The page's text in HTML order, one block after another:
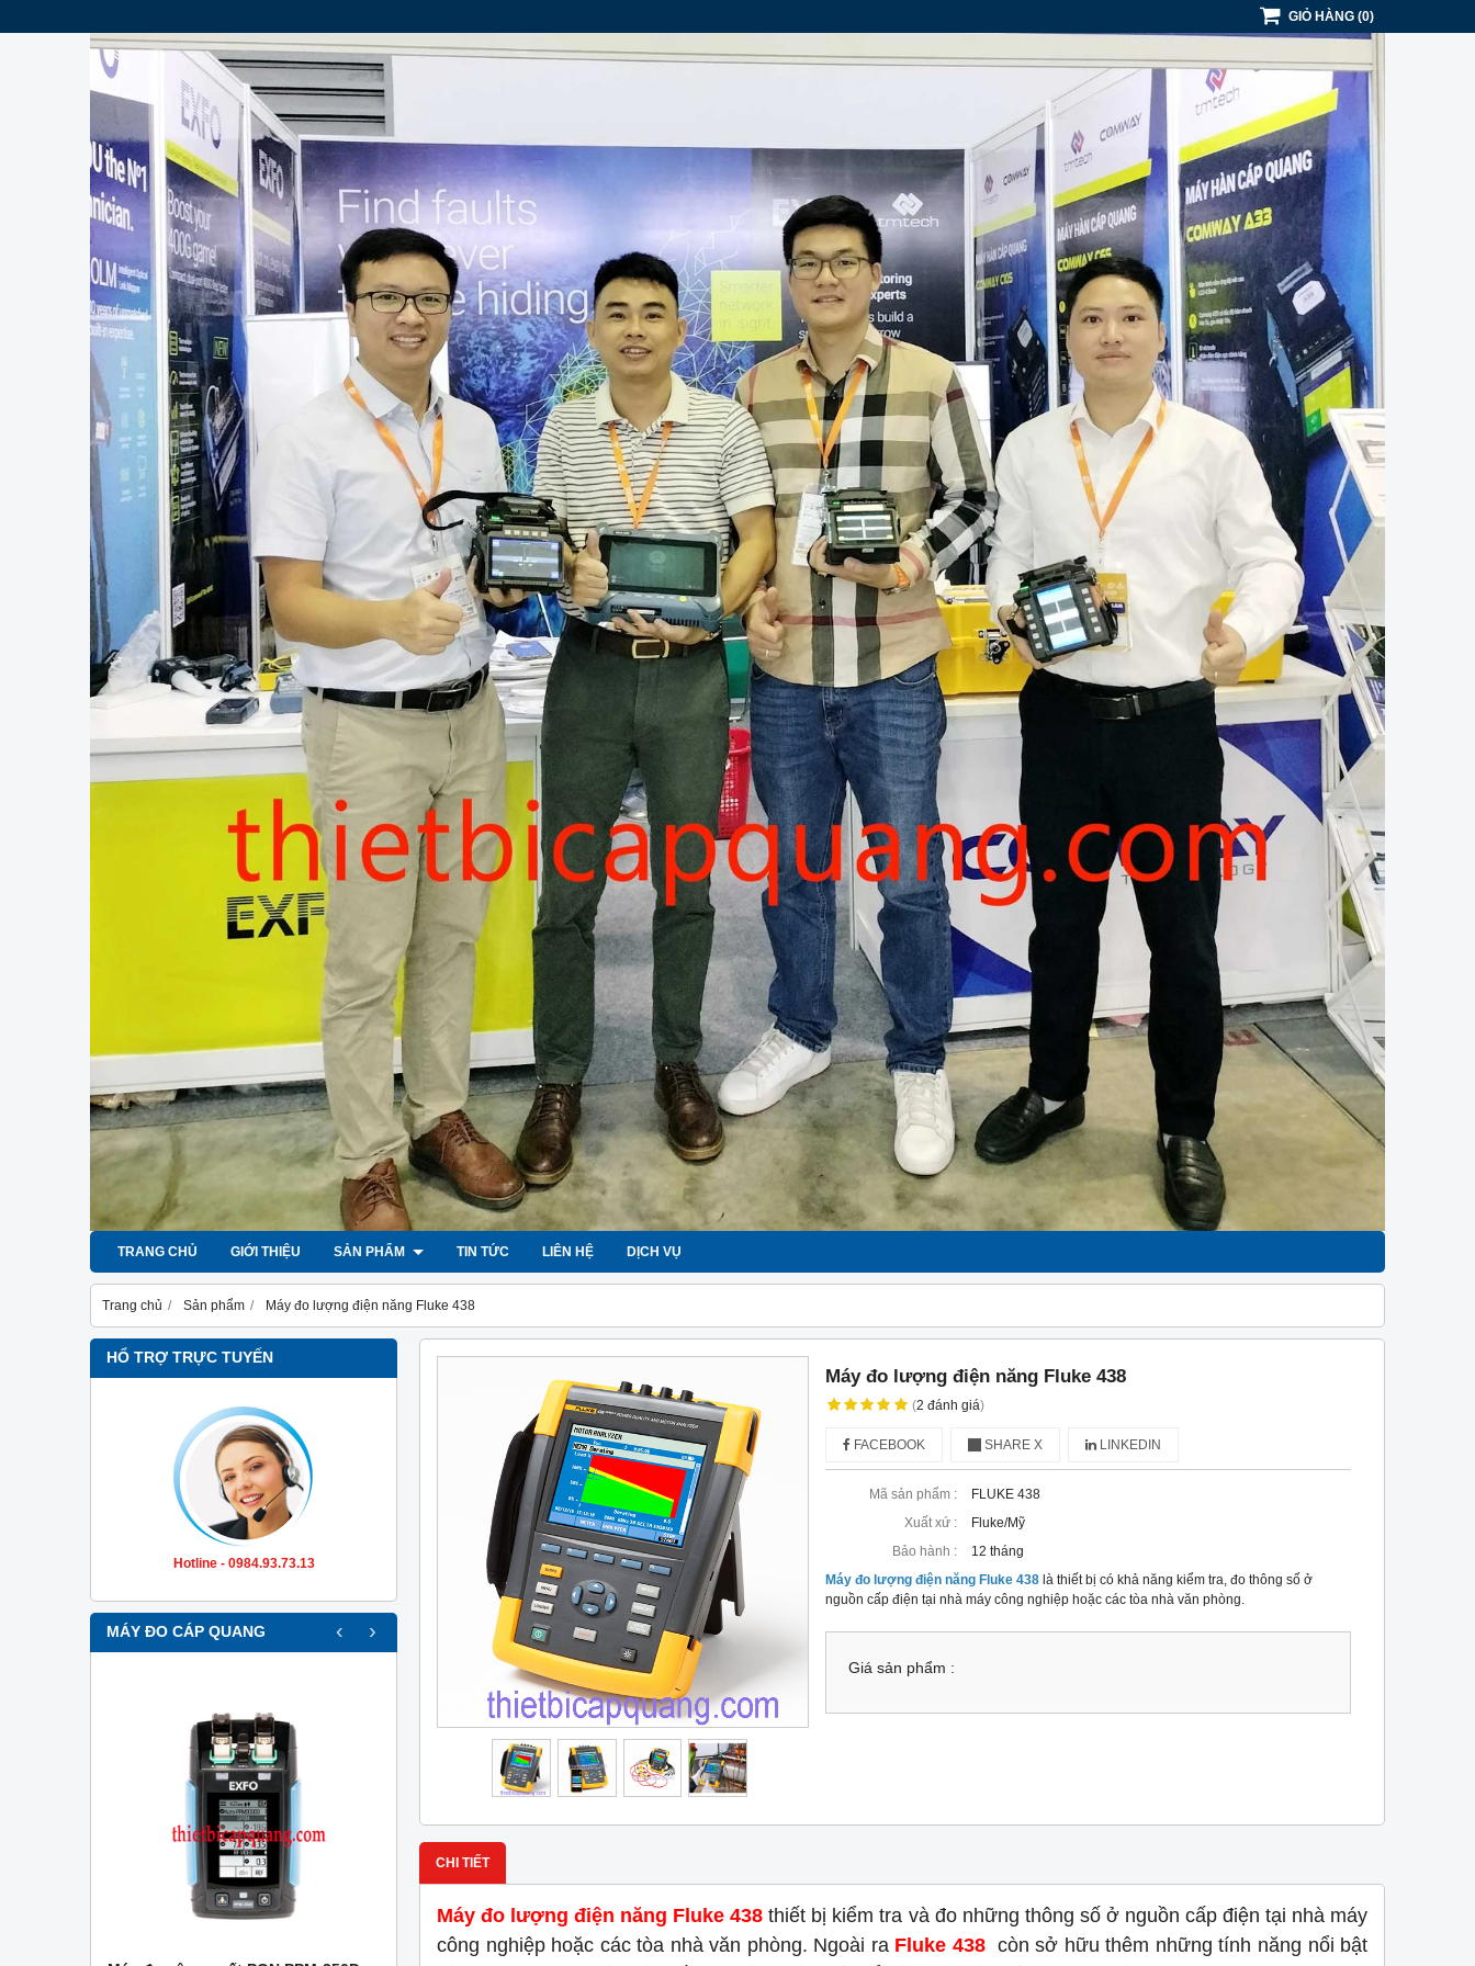
GIỎ HÀNG (0)
TRANG CHỦ GIỚI THIỆU SẢN PHẨM TIN TỨC LIÊN HỆ DỊCH VỤ
Trang chủ Sản phẩm Máy đo lượng điện năng Fluke 438
HỔ TRỢ TRỰC TUYẾN
Hotline - 0984.93.73.13
MÁY ĐO CÁP QUANG ‹ ›
Máy đo lượng điện năng Fluke 438
(2đánh giá)
FACEBOOK SHARE X LINKEDIN
Mã sản phẩm :
FLUKE 438
Xuất xứ :
Fluke/Mỹ
Bảo hành :
12 tháng
Máy đo lượng điện năng Fluke 438 là thiết bị có khả năng kiểm tra, đo thông số ở
nguồn cấp điện tại nhà máy công nghiệp hoặc các tòa nhà văn phòng.
Giá sản phẩm :
CHI TIẾT
Máy đo lượng điện năng Fluke 438 thiết bị kiểm tra và đo những thông số ở nguồn cấp điện tại nhà máy
công nghiệp hoặc các tòa nhà văn phòng. Ngoài ra Fluke 438 còn sở hữu thêm những tính năng nổi bật